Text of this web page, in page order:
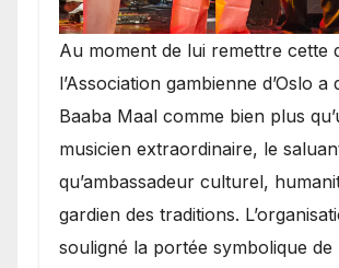
​Au moment de lui remettre cette
l’Association gambienne d’Oslo a
Baaba Maal comme bien plus
musicien extraordinaire, le
qu’ambassadeur culturel,
gardien des traditions.
souligné la portée symbolique de